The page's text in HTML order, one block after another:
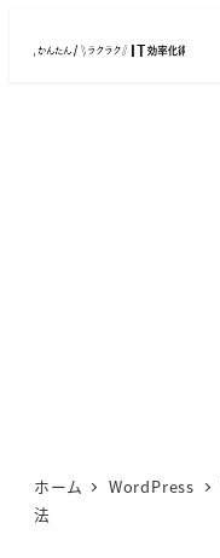
ホーム WordPress
法